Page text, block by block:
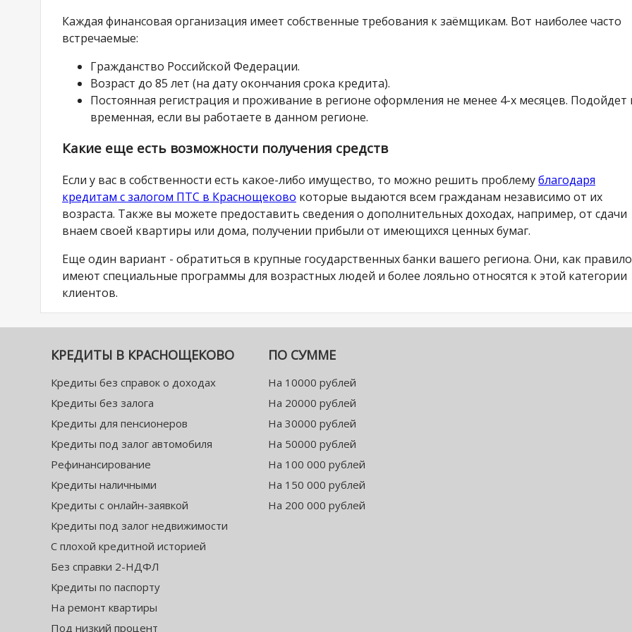
Каждая финансовая организация имеет собственные требования к заёмщикам. Вот наиболее часто
встречаемые:
Гражданство Российской Федерации.
Возраст до 85 лет (на дату окончания срока кредита).
Постоянная регистрация и проживание в регионе оформления не менее 4-х месяцев. Подойдет
временная, если вы работаете в данном регионе.
Какие еще есть возможности получения средств
Если у вас в собственности есть какое-либо имущество, то можно решить проблемублагодаря
кредитам с залогом ПТС в Краснощеково которые выдаются всем гражданам независимо от их
возраста. Также вы можете предоставить сведения о дополнительных доходах, например, от сдачи
внаем своей квартиры или дома, получении прибыли от имеющихся ценных бумаг.
Еще один вариант - обратиться в крупные государственных банки вашего региона. Они, как
имеют специальные программы для возрастных людей и более лояльно относятся к этой категории
клиентов.
КРЕДИТЫ В КРАСНОЩЕКОВО
Кредиты без справок о доходах
Кредиты без залога
Кредиты для пенсионеров
Кредиты под залог автомобиля
Рефинансирование
Кредиты наличными
Кредиты с онлайн-заявкой
Кредиты под залог недвижимости
С плохой кредитной историей
Без справки 2-НДФЛ
Кредиты по паспорту
На ремонт квартиры
Под низкий процент
ПО СУММЕ
На 10000 рублей
На 20000 рублей
На 30000 рублей
На 50000 рублей
На 100 000 рублей
На 150 000 рублей
На 200 000 рублей